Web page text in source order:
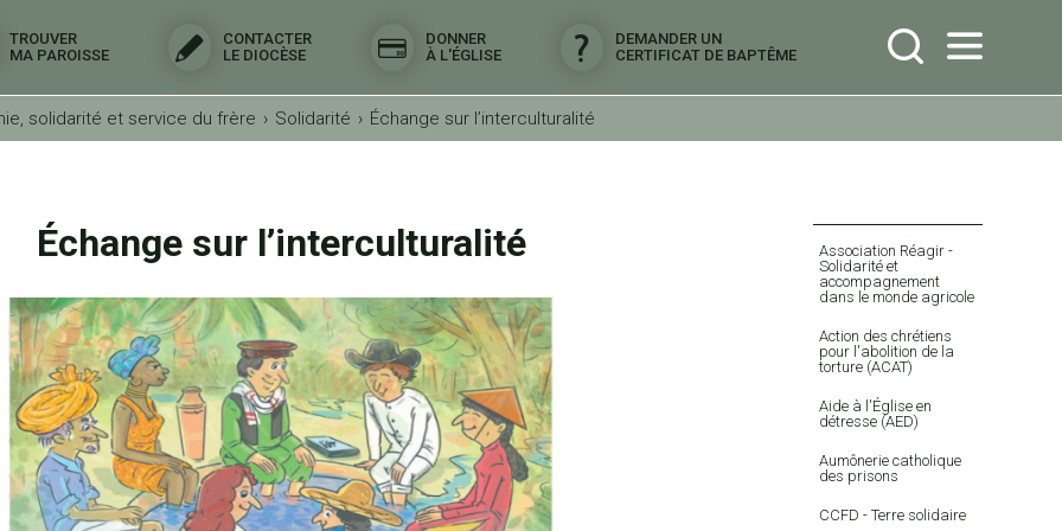
TROUVER
MA PAROISSE
CONTACTER
LE DIOCÈSE
DONNER
À L'ÉGLISE
DEMANDER UN
CERTIFICAT DE BAPTÊME
solidarité et service du frère › Solidarité › Échange sur l’interculturalité
Association Réagir -
Solidarité et
accompagnement
dans le monde agricole
Action des chrétiens
pour l'abolition de la
torture (ACAT)
Aide à l'Église en
détresse (AED)
Aumônerie catholique
des prisons
CCFD - Terre solidaire
Échange sur l’interculturalité